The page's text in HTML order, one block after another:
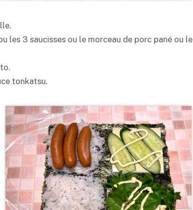
les 3 saucisses ou le morceau de porc pané ou le
tonkatsu.